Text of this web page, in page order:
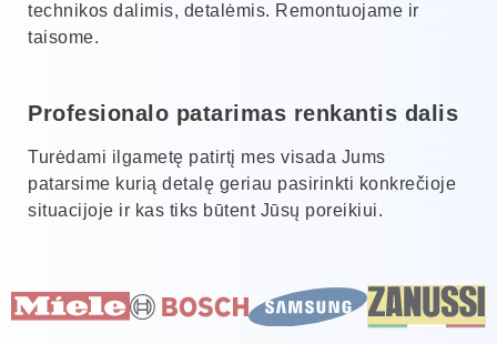
technikos dalimis, detalėmis. Remontuojame ir
taisome.
Profesionalo patarimas renkantis dalis
Turėdami ilgametę patirtį mes visada Jums
patarsime kurią detalę geriau pasirinkti konkrečioje
situacijoje ir kas tiks būtent Jūsų poreikiui.